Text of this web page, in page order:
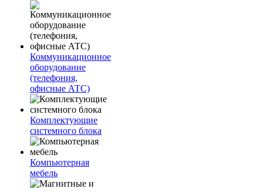
Коммуникационное
оборудование
(телефония,
офисные АТС)
Комплектующие
системного блока
Компьютерная
мебель